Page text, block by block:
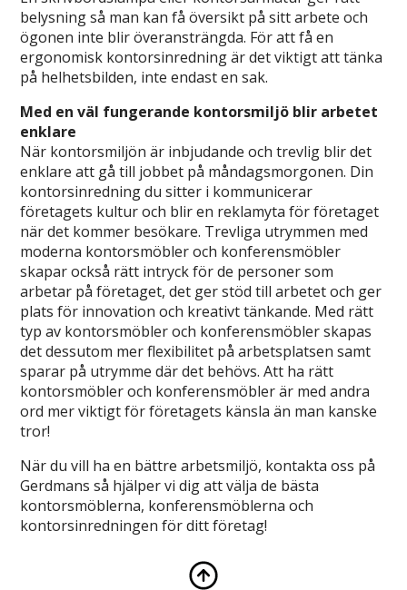
belysning så man kan få översikt på sitt arbete och
ögonen inte blir överansträngda. För att få en
ergonomisk kontorsinredning är det viktigt att tänka
på helhetsbilden, inte endast en sak.
Med en väl fungerande kontorsmiljö blir arbetet
enklare
När kontorsmiljön är inbjudande och trevlig blir det
enklare att gå till jobbet på måndagsmorgonen. Din
kontorsinredning du sitter i kommunicerar
företagets kultur och blir en reklamyta för företaget
när det kommer besökare. Trevliga utrymmen med
moderna kontorsmöbler och konferensmöbler
skapar också rätt intryck för de personer som
arbetar på företaget, det ger stöd till arbetet och ger
plats för innovation och kreativt tänkande. Med rätt
typ av kontorsmöbler och konferensmöbler skapas
det dessutom mer flexibilitet på arbetsplatsen samt
sparar på utrymme där det behövs. Att ha rätt
kontorsmöbler och konferensmöbler är med andra
ord mer viktigt för företagets känsla än man kanske
tror!
När du vill ha en bättre arbetsmiljö, kontakta oss på
Gerdmans så hjälper vi dig att välja de bästa
kontorsmöblerna, konferensmöblerna och
kontorsinredningen för ditt företag!